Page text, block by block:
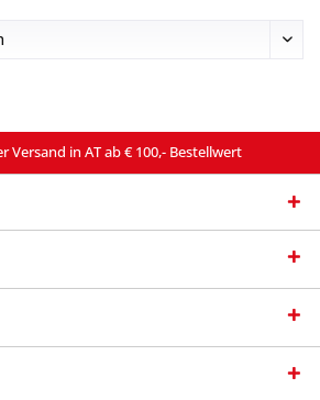
Versand in AT ab € 100,- Bestellwert